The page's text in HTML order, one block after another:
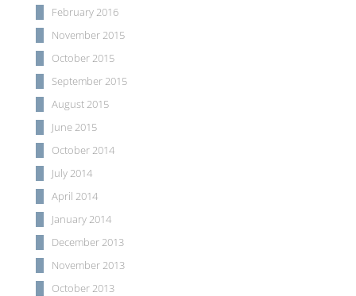
February 2016
November 2015
October 2015
September 2015
August 2015
June 2015
October 2014
July 2014
April 2014
January 2014
December 2013
November 2013
October 2013